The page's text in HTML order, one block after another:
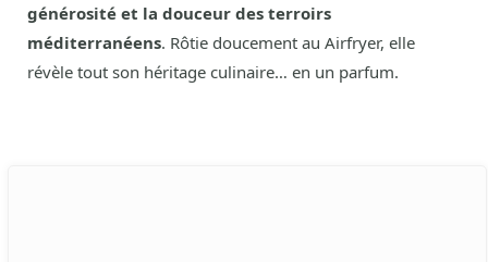
générosité et la douceur des terroirs
méditerranéens. Rôtie doucement au Airfryer, elle
révèle tout son héritage culinaire… en un parfum.